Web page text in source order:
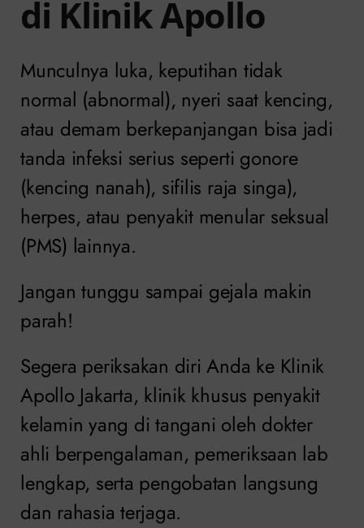
di Klinik Apollo
Munculnya luka, keputihan tidak
normal (abnormal), nyeri saat kencing,
atau demam berkepanjangan bisa jadi
tanda infeksi serius seperti gonore
(kencing nanah), sifilis raja singa),
herpes, atau penyakit menular seksual
(PMS) lainnya.
Jangan tunggu sampai gejala makin
parah!
Segera periksakan diri Anda ke Klinik
Apollo Jakarta, klinik khusus penyakit
kelamin yang di tangani oleh dokter
ahli berpengalaman, pemeriksaan lab
lengkap, serta pengobatan langsung
dan rahasia terjaga.